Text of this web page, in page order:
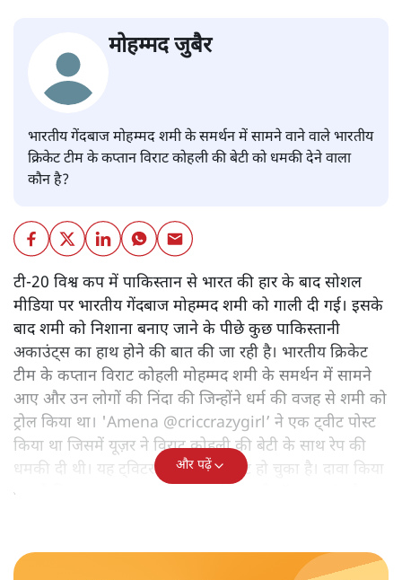
मोहम्मद जुबैर
भारतीय गेंदबाज मोहम्मद शमी के समर्थन में सामने वाने वाले भारतीय
क्रिकेट टीम के कप्तान विराट कोहली की बेटी को धमकी देने वाला
कौन है?
टी-20 विश्व कप में पाकिस्तान से भारत की हार के बाद सोशल
मीडिया पर भारतीय गेंदबाज मोहम्मद शमी को गाली दी गई। इसके
बाद शमी को निशाना बनाए जाने के पीछे कुछ पाकिस्तानी
अकाउंट्स का हाथ होने की बात की जा रही है। भारतीय क्रिकेट
टीम के कप्तान विराट कोहली मोहम्मद शमी के समर्थन में सामने
आए और उन लोगों की निंदा की जिन्होंने धर्म की वजह से शमी को
ट्रोल किया था। 'Amena @criccrazygirl’ ने एक ट्वीट पोस्ट
किया था जिसमें यूज़र ने विराट कोहली की बेटी के साथ रेप की
धमकी दी थी। यह ट्विटर हैंडल अब डिलीट हो चुका है। दावा किया
गया है कि @criccrazygirl एक पाकिस्तानी बॉट अकाउंट है।
और पढ़ें